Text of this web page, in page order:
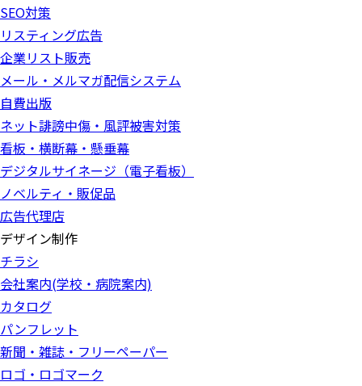
SEO対策
リスティング広告
企業リスト販売
メール・メルマガ配信システム
自費出版
ネット誹謗中傷・風評被害対策
看板・横断幕・懸垂幕
デジタルサイネージ（電子看板）
ノベルティ・販促品
広告代理店
デザイン制作
チラシ
会社案内(学校・病院案内)
カタログ
パンフレット
新聞・雑誌・フリーペーパー
ロゴ・ロゴマーク